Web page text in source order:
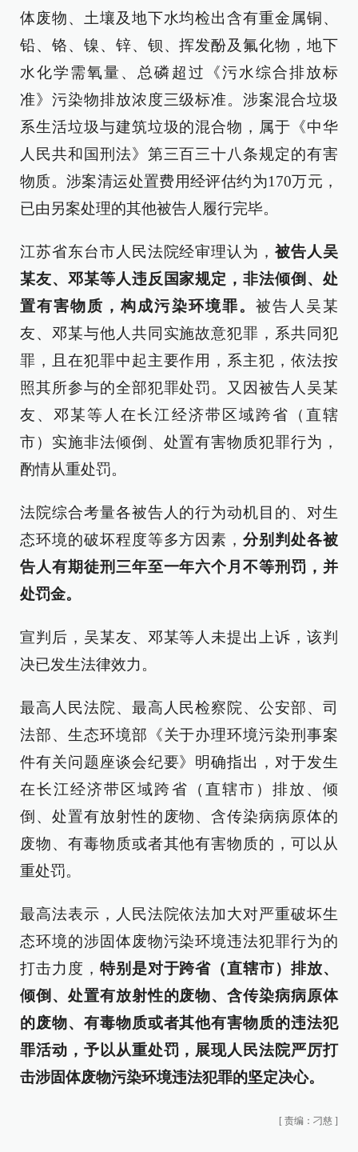
体废物、土壤及地下水均检出含有重金属铜、
铅、铬、镍、锌、钡、挥发酚及氟化物，地下
水化学需氧量、总磷超过《污水综合排放标
准》污染物排放浓度三级标准。涉案混合垃圾
系生活垃圾与建筑垃圾的混合物，属于《中华
人民共和国刑法》第三百三十八条规定的有害
物质。涉案清运处置费用经评估约为170万元，
已由另案处理的其他被告人履行完毕。
江苏省东台市人民法院经审理认为，被告人吴
某友、邓某等人违反国家规定，非法倾倒、处
置有害物质，构成污染环境罪。 被告人吴某
友、邓某与他人共同实施故意犯罪，系共同犯
罪，且在犯罪中起主要作用，系主犯，依法按
照其所参与的全部犯罪处罚。又因被告人吴某
友、邓某等人在长江经济带区域跨省（直辖
市）实施非法倾倒、处置有害物质犯罪行为，
酌情从重处罚。
法院综合考量各被告人的行为动机目的、对生
态环境的破坏程度等多方因素，分别判处各被
告人有期徒刑三年至一年六个月不等刑罚，并
处罚金。
宣判后，吴某友、邓某等人未提出上诉，该判
决已发生法律效力。
最高人民法院、最高人民检察院、公安部、司
法部、生态环境部《关于办理环境污染刑事案
件有关问题座谈会纪要》明确指出，对于发生
在长江经济带区域跨省（直辖市）排放、倾
倒、处置有放射性的废物、含传染病病原体的
废物、有毒物质或者其他有害物质的，可以从
重处罚。
最高法表示，人民法院依法加大对严重破坏生
态环境的涉固体废物污染环境违法犯罪行为的
打击力度， 特别是对于跨省（直辖市）排放、
倾倒、处置有放射性的废物、含传染病病原体
的废物、有毒物质或者其他有害物质的违法犯
罪活动，予以从重处罚，展现人民法院严厉打
击涉固体废物污染环境违法犯罪的坚定决心。
[ 责编：刁慈 ]